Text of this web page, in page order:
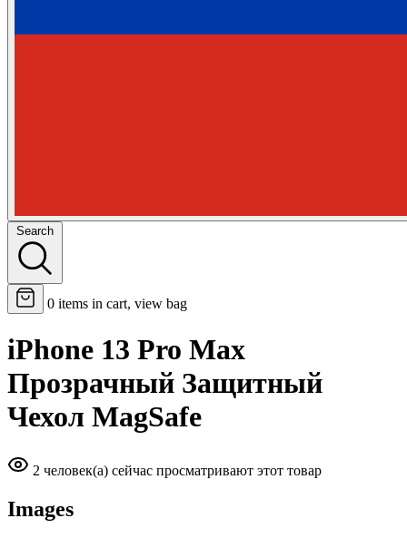
Search
0 items in cart, view bag
iPhone 13 Pro Max
Прозрачный Защитный
Чехол MagSafe
2 человек(а) сейчас просматривают этот товар
Images